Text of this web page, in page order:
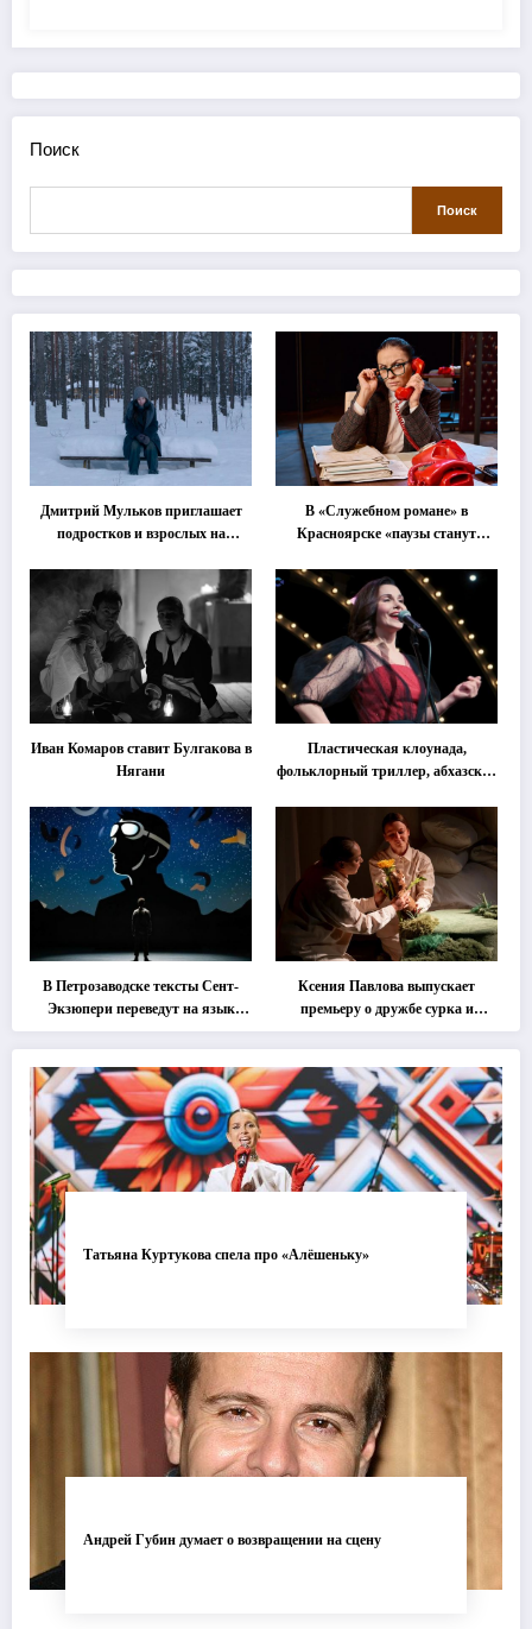
Поиск
Поиск
Дмитрий Мульков приглашает
подростков и взрослых на
В «Служебном романе» в
Красноярске «паузы станут
Иван Комаров ставит Булгакова в
Нягани
Пластическая клоунада,
фольклорный триллер, абхазская
втором этапе фестиваля
«Монокль»
В Петрозаводске тексты Сент-
Экзюпери переведут на язык
современной хореографии
Ксения Павлова выпускает
премьеру о дружбе сурка и
одуванчика
Татьяна Куртукова спела про «Алёшеньку»
Андрей Губин думает о возвращении на сцену